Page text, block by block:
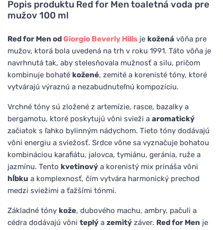
Popis produktu Red for Men toaletná voda pre
mužov 100 ml
Red for Men odGiorgio Beverly Hills je kožená vôňa pre
mužov, ktorá bola uvedená na trh v roku 1991. Táto vôňa je
navrhnutá tak, aby stelesňovala mužnosť a silu, pričom
kombinuje bohaté kožené, zemité a korenisté tóny, ktoré
vytvárajú výraznú a nezabudnuteľnú kompozíciu.
Vrchné tóny sú zložené z artemízie, rasce, bazalky a
bergamotu, ktoré poskytujú vôni svieži a aromatický
začiatok s ľahko bylinným nádychom. Tieto tóny dodávajú
vôni energiu a sviežosť. Srdce vône sa vyznačuje bohatou
kombináciou karafiátu, jalovca, tymiánu, geránia, ruže a
jazmínu. Tento kvetinový a korenistý mix prináša vôni
hĺbku a komplexnosť, čím vytvára harmonický prechod
medzi sviežimi a ťažšími tónmi.
Základné tóny kože, dubového machu, ambry, pačuli a
cédra dodávajú vôni teplý a zemitý záver. Red for Men je